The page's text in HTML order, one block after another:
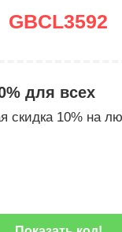
GBCL3592
для всех
скидка 10% на